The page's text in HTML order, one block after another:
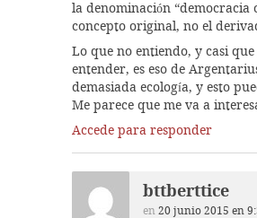
la denominación “democracia
concepto original, no el
Lo que no entiendo, y casi
entender, es eso de
demasiada ecología, y esto
Me parece que me va a
Accede para responder
bttberttice
en 20 junio 2015 en